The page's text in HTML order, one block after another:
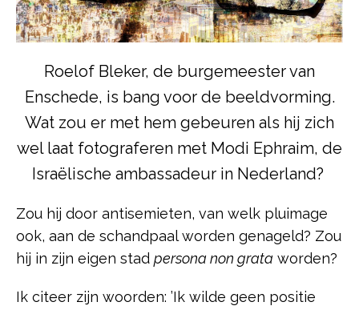
Roelof Bleker, de burgemeester van
Enschede, is bang voor de beeldvorming.
Wat zou er met hem gebeuren als hij zich
wel laat fotograferen met Modi Ephraim, de
Israëlische ambassadeur in Nederland?
Zou hij door antisemieten, van welk pluimage
ook, aan de schandpaal worden genageld? Zou
hij in zijn eigen stad persona non grata worden?
Ik citeer zijn woorden: ’Ik wilde geen positie